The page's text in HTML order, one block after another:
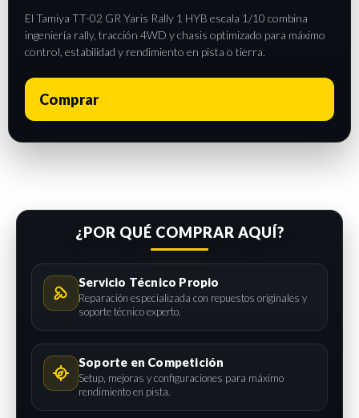
El Tamiya TT-02 GR Yaris Rally 1 HYB escala 1/10 combina
ingeniería rally, tracción 4WD y chasis optimizado para máximo
control, estabilidad y rendimiento en pista o tierra.
Comprar
¿POR QUÉ COMPRAR AQUÍ?
Servicio Técnico Propio
Reparación especializada con repuestos originales y
soporte técnico experto.
Soporte en Competición
Setup, mejoras y configuraciones para máximo
rendimiento en pista.